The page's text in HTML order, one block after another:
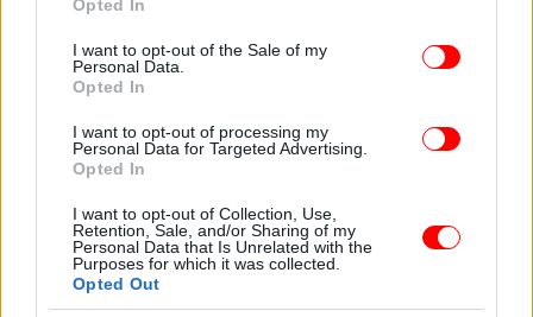
use your data for below specified purposes in below Google
consent section.
Opted In
I want to opt-out of the Sale of my
Personal Data.
Opted In
I want to opt-out of processing my
Personal Data for Targeted Advertising.
Opted In
I want to opt-out of Collection, Use,
Retention, Sale, and/or Sharing of my
Personal Data that Is Unrelated with the
Purposes for which it was collected.
Opted Out
ΟΛΕΣ ΟΙ ΕΙΔΗΣΕΙΣ
Adidas εναντίον Puma: Η οικογενειακή κόντρα που
άλλαξε για πάντα την ιστορία του αθλητισμού και
δημιούργησε δύο «κολοσσούς»
Με αλλαγές το Κύπελλο Ελλάδας τη νέα χρονιά -Πόσες
ομάδες θα συμμετέχουν
Το Chat GPΤ «μίλησε» για το Ολυμπιακός-
Παναθηναϊκός AKTOR: Αυτή η ομάδα θα κατακτήσει το
πρωτάθλημα Ελλάδας -Η σειρά θα τελειώσει στο ΟΑΚΑ!